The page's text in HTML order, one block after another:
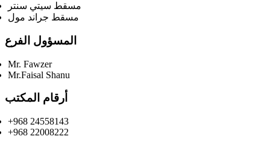
مسقط سيتي سنتر
مسقط جراند مول
المسؤول الفرع
Mr. Fawzer
Mr.Faisal Shanu
أرقام المكتب
+968 24558143
+968 22008222